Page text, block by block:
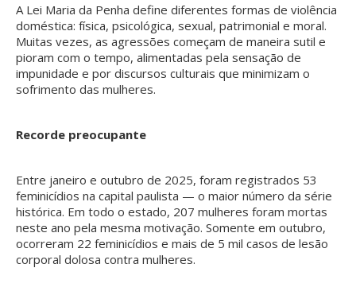
A Lei Maria da Penha define diferentes formas de violência
doméstica: física, psicológica, sexual, patrimonial e moral.
Muitas vezes, as agressões começam de maneira sutil e
pioram com o tempo, alimentadas pela sensação de
impunidade e por discursos culturais que minimizam o
sofrimento das mulheres.
Recorde preocupante
Entre janeiro e outubro de 2025, foram registrados 53
feminicídios na capital paulista — o maior número da série
histórica. Em todo o estado, 207 mulheres foram mortas
neste ano pela mesma motivação. Somente em outubro,
ocorreram 22 feminicídios e mais de 5 mil casos de lesão
corporal dolosa contra mulheres.